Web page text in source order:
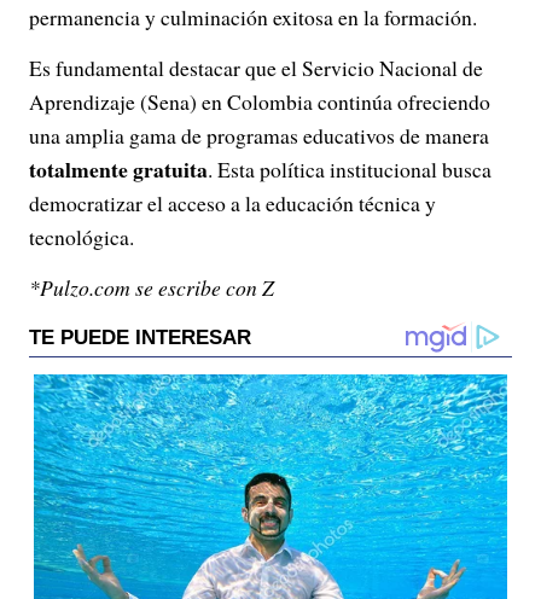
permanencia y culminación exitosa en la formación.
Es fundamental destacar que el Servicio Nacional de
Aprendizaje (Sena) en Colombia continúa ofreciendo
una amplia gama de programas educativos de manera
totalmente gratuita. Esta política institucional busca
democratizar el acceso a la educación técnica y
tecnológica.
*Pulzo.com se escribe con Z